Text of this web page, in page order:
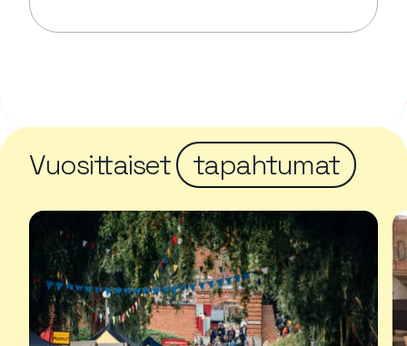
Lue lisää tapahtumasta Hattulan SPR Terveyspiste
Vuosittaiset tapahtumat